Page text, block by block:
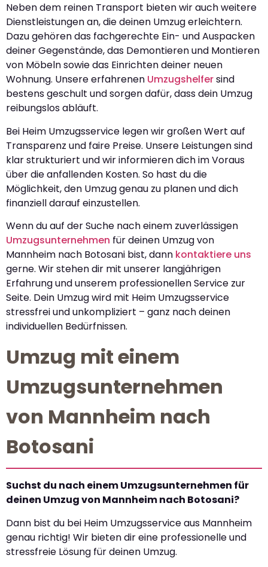
Neben dem reinen Transport bieten wir auch weitere
Dienstleistungen an, die deinen Umzug erleichtern.
Dazu gehören das fachgerechte Ein- und Auspacken
deiner Gegenstände, das Demontieren und Montieren
von Möbeln sowie das Einrichten deiner neuen
Wohnung. Unsere erfahrenen Umzugshelfersind
bestens geschult und sorgen dafür, dass dein Umzug
reibungslos abläuft.
Bei Heim Umzugsservice legen wir großen Wert auf
Transparenz und faire Preise. Unsere Leistungen sind
klar strukturiert und wir informieren dich im Voraus
über die anfallenden Kosten. So hast du die
Möglichkeit, den Umzug genau zu planen und dich
finanziell darauf einzustellen.
Wenn du auf der Suche nach einem zuverlässigen
Umzugsunternehmen für deinen Umzug von
Mannheim nach Botosani bist, dann kontaktiere uns
gerne. Wir stehen dir mit unserer langjährigen
Erfahrung und unserem professionellen Service zur
Seite. Dein Umzug wird mit Heim Umzugsservice
stressfrei und unkompliziert – ganz nach deinen
individuellen Bedürfnissen.
Umzug mit einem
Umzugsunternehmen
von Mannheim nach
Botosani
Suchst du nach einem Umzugsunternehmen für
deinen Umzug von Mannheim nach Botosani?
Dann bist du bei Heim Umzugsservice aus Mannheim
genau richtig! Wir bieten dir eine professionelle und
stressfreie Lösung für deinen Umzug.